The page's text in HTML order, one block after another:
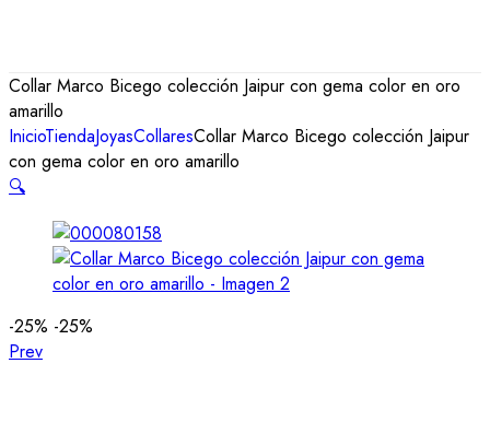
Collar Marco Bicego colección Jaipur con gema color en oro
amarillo
InicioTiendaJoyasCollaresCollar Marco Bicego colección Jaipur
con gema color en oro amarillo
🔍
-25% -25%
Prev